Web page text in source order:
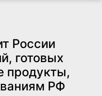
России
готовых
продукты,
РФ